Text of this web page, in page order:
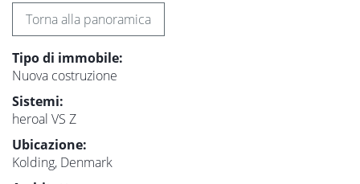
Torna alla panoramica
Tipo di immobile:
Nuova costruzione
Sistemi:
heroal VS Z
Ubicazione:
Kolding, Denmark